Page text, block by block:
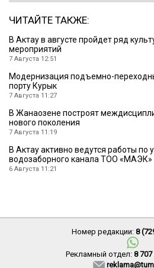
ЧИТАЙТЕ ТАКЖЕ:
В Актау в августе пройдет ряд
мероприятий
7 Августа 12:51
Модернизация подъемно-
порту Курык
7 Августа 11:27
В Жанаозене построят
нового поколения
7 Августа 11:19
В Актау активно ведутся работы по
водозаборного канала ТОО «МАЭК»
6 Августа 11:21
Номер редакции: 8
Рекламный отдел: 8 707